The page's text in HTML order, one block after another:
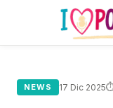
NEWS 17 Dic 2025